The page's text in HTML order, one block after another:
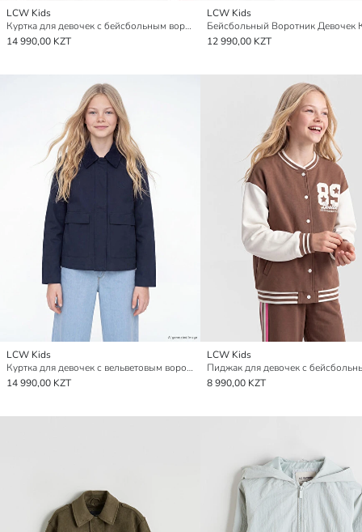
LCW Kids
Куртка для девочек с бейсбольным воротником
14 990,00 KZT
LCW Kids
12 990,00 KZT
LCW Kids
Куртка для девочек с вельветовым воротником
14 990,00 KZT
LCW Kids
8 990,00 KZT